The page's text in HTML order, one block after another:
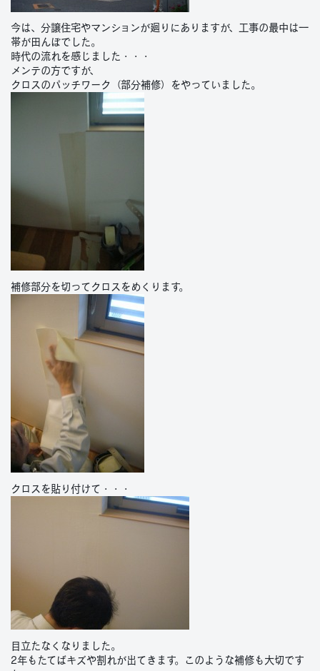
今は、分譲住宅やマンションが廻りにありますが、工事の最中は一
帯が田んぼでした。
時代の流れを感じました・・・
メンテの方ですが、
クロスのパッチワーク（部分補修）をやっていました。
補修部分を切ってクロスをめくります。
クロスを貼り付けて・・・
目立たなくなりました。
2年もたてばキズや割れが出てきます。このような補修も大切です